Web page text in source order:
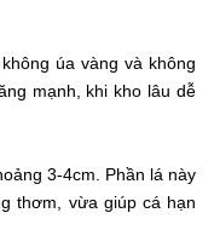
úa vàng và không
mạnh, khi kho lâu dễ
3-4cm. Phần lá này
thơm, vừa giúp cá hạn